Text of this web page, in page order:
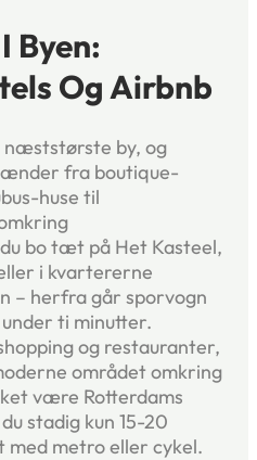
Byen:
Og Airbnb
næststørste by, og
fra boutique-
huse til
bo tæt på Het Kasteel,
i kvartererne
– herfra går sporvogn
ti minutter.
og restauranter,
området omkring
være Rotterdams
stadig kun 15-20
metro eller cykel.